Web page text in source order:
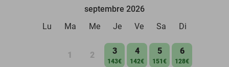
septembre 2026
Lu
Ma Me Je Ve Sa Di
1 2 3
143€
4
142€
5
151€
6
128€